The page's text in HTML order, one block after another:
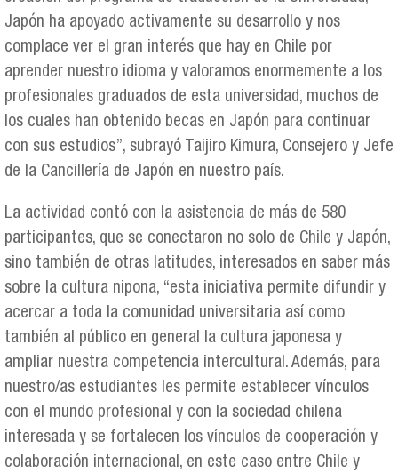
Japón ha apoyado activamente su desarrollo y nos
complace ver el gran interés que hay en Chile por
aprender nuestro idioma y valoramos enormemente a los
profesionales graduados de esta universidad, muchos de
los cuales han obtenido becas en Japón para continuar
con sus estudios”, subrayó Taijiro Kimura, Consejero y Jefe
de la Cancillería de Japón en nuestro país.
La actividad contó con la asistencia de más de 580
participantes, que se conectaron no solo de Chile y Japón,
sino también de otras latitudes, interesados en saber más
sobre la cultura nipona, “esta iniciativa permite difundir y
acercar a toda la comunidad universitaria así como
también al público en general la cultura japonesa y
ampliar nuestra competencia intercultural. Además, para
nuestro/as estudiantes les permite establecer vínculos
con el mundo profesional y con la sociedad chilena
interesada y se fortalecen los vínculos de cooperación y
colaboración internacional, en este caso entre Chile y